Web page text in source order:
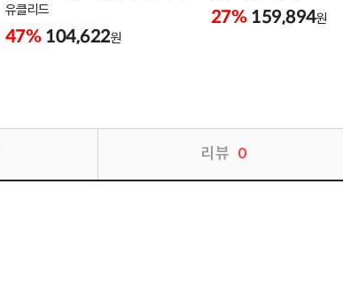
유클리드
47% 104,622원
27% 159,894원
리뷰 0